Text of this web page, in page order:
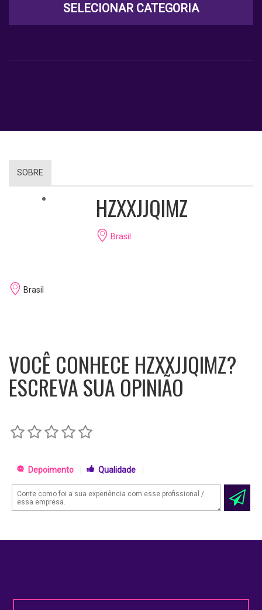
SELECIONAR CATEGORIA
SOBRE
HZXXJJQIMZ
Brasil
Brasil
VOCÊ CONHECE HZXXJJQIMZ?
ESCREVA SUA OPINIÃO
Depoimento Qualidade